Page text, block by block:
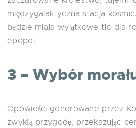
międzygalaktyczna stacja
będzie miała wyjątkowe tło dla
epopei.
3 – Wybór
Opowieści generowane przez
zwykłą przygodę, przekazując